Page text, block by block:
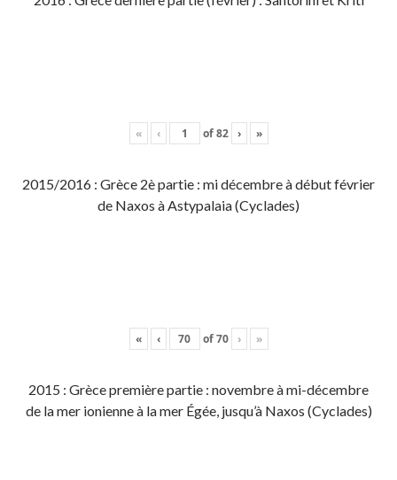
« ‹ of82 › »
2015/2016 : Grèce 2è partie : mi décembre à début février
de Naxos à Astypalaia (Cyclades)
« ‹ of70 › »
2015 : Grèce première partie : novembre à mi-décembre
de la mer ionienne à la mer Égée, jusqu’à Naxos (Cyclades)